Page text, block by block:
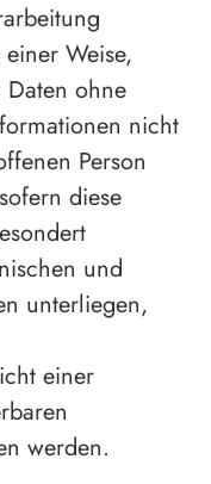
Weise,
Daten ohne
nicht
Person
diese
und
unterliegen,
einer
werden.